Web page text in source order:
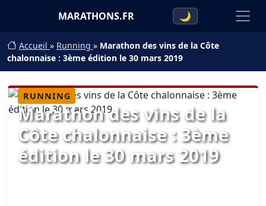
MARATHONS.FR 🌙
Accueil » Running » Marathon des vins de la Côte
chalonnaise : 3ème édition le 30 mars 2019
RUNNING
Marathon des vins de la
Côte chalonnaise : 3ème
édition le 30 mars 2019